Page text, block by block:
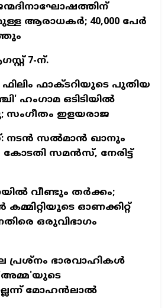
ആരാധകര്‍; 40,000 പേര്‍
7-ന്.
ഫിലിം ഫാക്ടറിയുടെ പുതിയ
ഹംഗാമ ഒടിടിയില്‍
സംഗീതം ഇളയരാജ
നടന്‍ സല്‍മാന്‍ ഖാനും
സമന്‍സ്, നേരിട്ട്
വീണ്ടും തര്‍ക്കം;
ഓണക്കിറ്റ്
ഒരുവിഭാഗം
പ്രശ്നം ഭാരവാഹികൾ
'അമ്മ'യുടെ
മോഹൻലാൽ